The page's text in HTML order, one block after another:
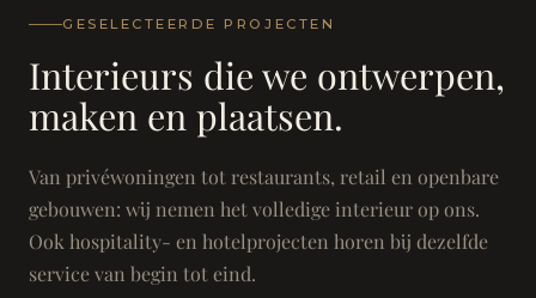
Landhuis - Grimbergen
GESELECTEERDE PROJECTEN
Interieurs die we ontwerpen,
maken en plaatsen.
Van privéwoningen tot restaurants, retail en openbare
gebouwen: wij nemen het volledige interieur op ons.
Ook hospitality- en hotelprojecten horen bij dezelfde
service van begin tot eind.